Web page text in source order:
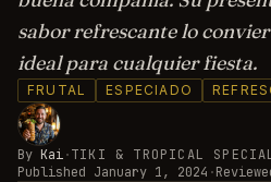
sabor refrescante lo
ideal para cualquier fiesta.
FRUTAL ESPECIADO
By Kai·TIKI & TROPICAL
Published January 1, 2024 ·